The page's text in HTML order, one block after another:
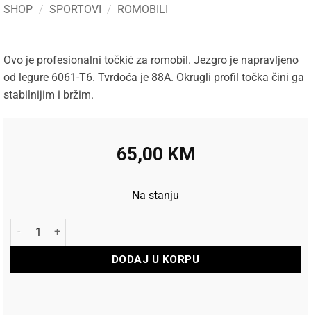
SHOP / SPORTOVI / ROMOBILI
Ovo je profesionalni točkić za romobil. Jezgro je napravljeno
od legure 6061-T6. Tvrdoća je 88A. Okrugli profil točka čini ga
stabilnijim i bržim.
65,00 KM
Na stanju
Longway Točkići za Romobil Shaft Pro Scooter Wheel količina
DODAJ U KORPU